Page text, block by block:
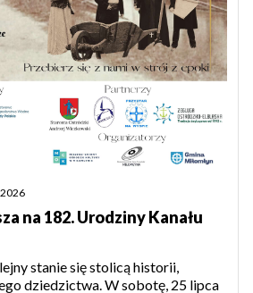
na 182. Urodziny Kanału
stanie się stolicą historii,
dziedzictwa. W sobotę, 25 lipca